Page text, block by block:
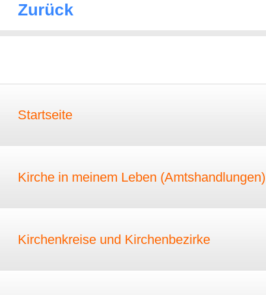
Zurück
Startseite
Kirche in meinem Leben (Amtshandlungen)
Kirchenkreise und Kirchenbezirke